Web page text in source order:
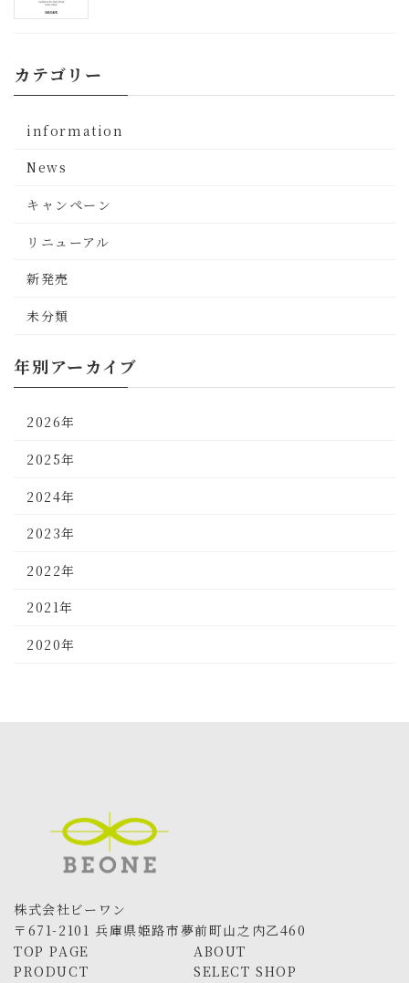
カテゴリー
information
News
キャンペーン
リニューアル
新発売
未分類
年別アーカイブ
2026年
2025年
2024年
2023年
2022年
2021年
2020年
株式会社ビーワン
〒671-2101 兵庫県姫路市夢前町山之内乙460
TOP PAGE
ABOUT
PRODUCT
SELECT SHOP